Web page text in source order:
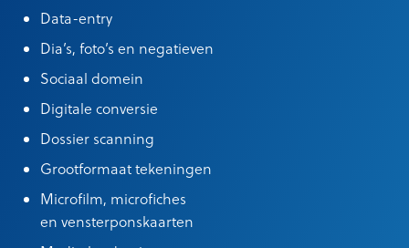
Data-entry
Dia’s, foto’s en negatieven
Sociaal domein
Digitale conversie
Dossier scanning
Grootformaat tekeningen
Microfilm, microfiches
en vensterponskaarten